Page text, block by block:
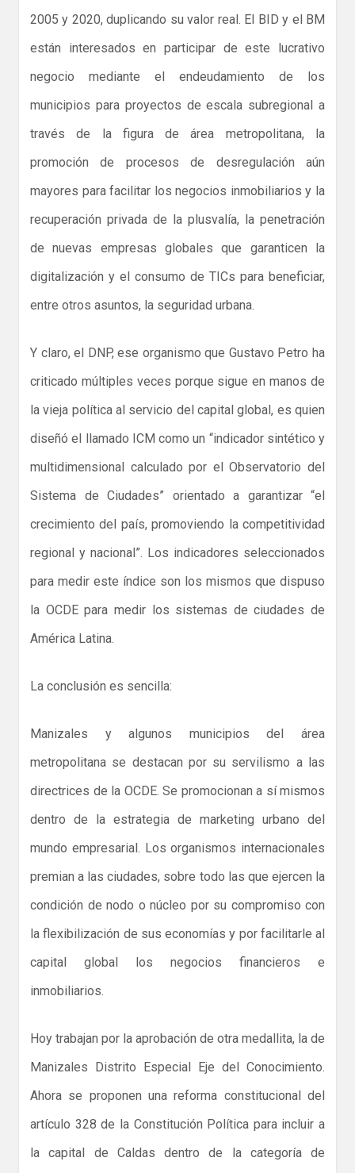
2005 y 2020, duplicando su valor real. El BID y el BM
están interesados en participar de este lucrativo
negocio mediante el endeudamiento de los
municipios para proyectos de escala subregional a
través de la figura de área metropolitana, la
promoción de procesos de desregulación aún
mayores para facilitar los negocios inmobiliarios y la
recuperación privada de la plusvalía, la penetración
de nuevas empresas globales que garanticen la
digitalización y el consumo de TICs para beneficiar,
entre otros asuntos, la seguridad urbana.
Y claro, el DNP, ese organismo que Gustavo Petro ha
criticado múltiples veces porque sigue en manos de
la vieja política al servicio del capital global, es quien
diseñó el llamado ICM como un “indicador sintético y
multidimensional calculado por el Observatorio del
Sistema de Ciudades” orientado a garantizar “el
crecimiento del país, promoviendo la competitividad
regional y nacional”. Los indicadores seleccionados
para medir este índice son los mismos que dispuso
la OCDE para medir los sistemas de ciudades de
América Latina.
La conclusión es sencilla:
Manizales y algunos municipios del área
metropolitana se destacan por su servilismo a las
directrices de la OCDE. Se promocionan a sí mismos
dentro de la estrategia de marketing urbano del
mundo empresarial. Los organismos internacionales
premian a las ciudades, sobre todo las que ejercen la
condición de nodo o núcleo por su compromiso con
la flexibilización de sus economías y por facilitarle al
capital global los negocios financieros e
inmobiliarios.
Hoy trabajan por la aprobación de otra medallita, la de
Manizales Distrito Especial Eje del Conocimiento.
Ahora se proponen una reforma constitucional del
artículo 328 de la Constitución Política para incluir a
la capital de Caldas dentro de la categoría de